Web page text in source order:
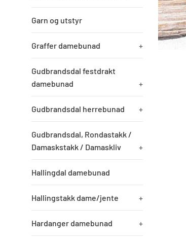
Garn og utstyr
Graffer damebunad +
Gudbrandsdal festdrakt
damebunad
+
Gudbrandsdal herrebunad +
Gudbrandsdal, Rondastakk /
Damaskstakk / Damaskliv
+
Hallingdal damebunad
Hallingstakk dame/jente +
Hardanger damebunad +